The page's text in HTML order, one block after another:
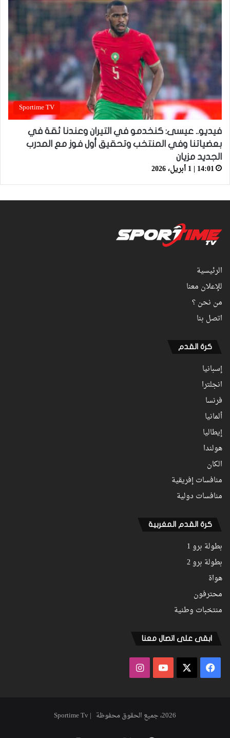
Sportime TV
فيديو.. عيسى: كنخدمو في التيران وعندنا ثقة في
بعضياتنا وفي المنتخب وتحقيق أول فوز مع المدرب
الجديد مزيان
14:01 | 1 أبريل، 2026
الرئيسية
للإعلان معنا
من نحن ؟
اتصل بنا
كرة القدم
إسبانيا
انجلترا
فرنسا
ألمانيا
إيطاليا
هولندا
الكان
منافسات إفريقية
منافسات دولية
كرة القدم المغربية
بطولة برو 1
بطولة برو 2
هواة
محترفون
منتخبات وطنية
ابقى على اتصال معنا
فيسبوك ‫YouTubeانستقرام
2026، جميع الحقوق محفوظة | Sportime Tv